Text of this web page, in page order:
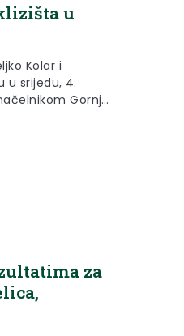
u
Kolar i
u srijedu, 4.
Gornje
u Humu
za